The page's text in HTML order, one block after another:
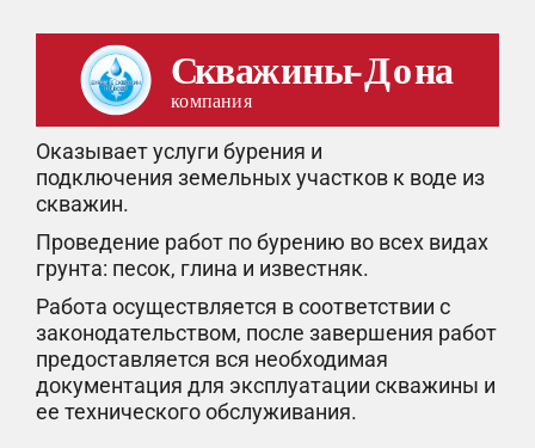
Оказывает услуги бурения и
подключения земельных участков к воде из
скважин.
Проведение работ по бурению во всех видах
грунта: песок, глина и известняк.
Работа осуществляется в соответствии с
законодательством, после завершения работ
предоставляется вся необходимая
документация для эксплуатации скважины и
ее технического обслуживания.